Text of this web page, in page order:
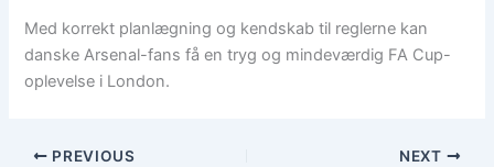
Med korrekt planlægning og kendskab til reglerne kan
danske Arsenal-fans få en tryg og mindeværdig FA Cup-
oplevelse i London.
PREVIOUS NEXT